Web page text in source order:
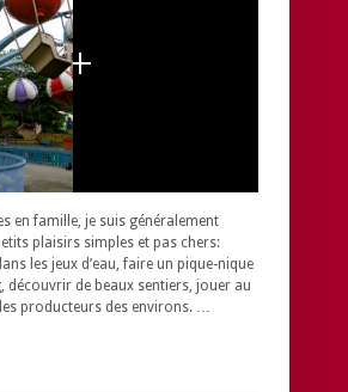
en famille, je suis généralement
plaisirs simples et pas chers:
les jeux d’eau, faire un pique-nique
découvrir de beaux sentiers, jouer au
producteurs des environs. …